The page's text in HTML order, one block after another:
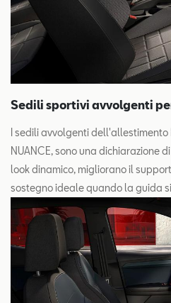
Sedili sportivi avvolgenti
I sedili avvolgenti dell'allestimento
NUANCE, sono una dichiarazione
look dinamico, migliorano il
sostegno ideale quando la guida